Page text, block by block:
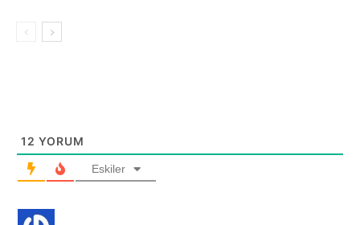
12 YORUM
Eskiler